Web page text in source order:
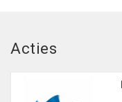
Acties